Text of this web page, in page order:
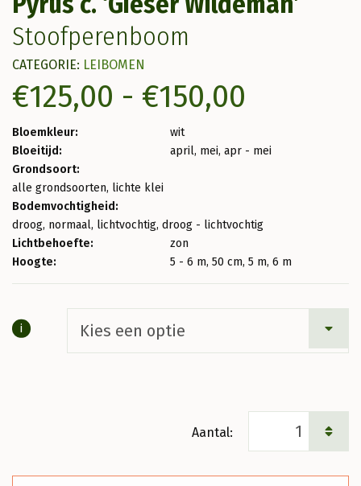
Stoofperenboom
CATEGORIE: LEIBOMEN
€125,00 - €150,00
Bloemkleur:
wit
Bloeitijd:
april, mei, apr - mei
Grondsoort:
alle grondsoorten, lichte klei
Bodemvochtigheid:
droog, normaal, lichtvochtig, droog - lichtvochtig
Lichtbehoefte:
zon
Hoogte:
5 - 6 m, 50 cm, 5 m, 6 m
i
c.
'Gieser